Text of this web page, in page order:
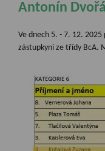
Antonín
Ve dnech 5. - 7. 12.
zástupkyni ze třídy BcA.